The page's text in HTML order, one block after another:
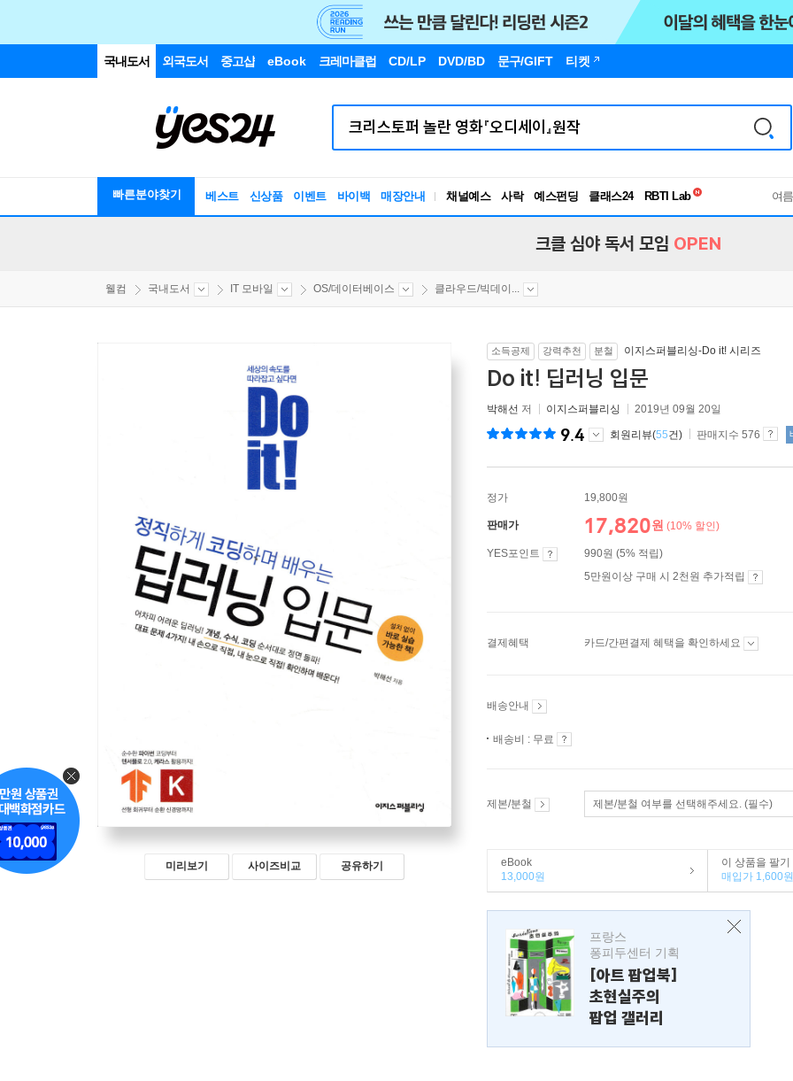
국내도서 외국도서 중고샵 eBook 크레마클럽 CD/LP DVD/BD 문구/GIFT 티켓
빠른분야찾기 베스트 신상품 이벤트 바이백 매장안내 채널예스 사락 예스펀딩 클래스24
RBTI Lab
독서유형검사
여
크클 심야 독서 모임 OPEN
웰컴 국내도서 IT 모바일 OS/데이터베이스 클라우드/빅데이...
미리보기 사이즈비교 공유하기
소득공제 강력추천 분철 이지스퍼블리싱-Do it! 시리즈
Do it! 딥러닝 입문
박해선 저 이지스퍼블리싱 2019년 09월 20일
9.4 회원리뷰(55건) 판매지수 576
정가 19,800원
판매가 17,820원 (10% 할인)
YES포인트
990원 (5% 적립)
5만원이상 구매 시 2천원 추가적립
결제혜택 카드/간편결제 혜택을 확인하세요
배송안내
배송비 : 무료
제본/분철 제본/분철 여부를 선택해주세요. (필수)
eBook
13,000원
이 상품을 팔기
매입가 1,600원
프랑스
퐁피두센터 기획
[아트 팝업북]
초현실주의
팝업 갤러리